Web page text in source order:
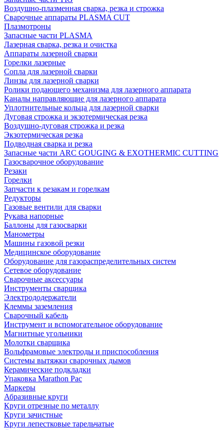
Воздушно-плазменная сварка, резка и строжка
Сварочные аппараты PLASMA CUT
Плазмотроны
Запасные части PLASMA
Лазерная сварка, резка и очистка
Аппараты лазерной сварки
Горелки лазерные
Сопла для лазерной сварки
Линзы для лазерной сварки
Ролики подающего механизма для лазерного аппарата
Каналы направляющие для лазерного аппарата
Уплотнительные кольца для лазерной сварки
Дуговая строжка и экзотермическая резка
Воздушно-дуговая строжка и резка
Экзотермическая резка
Подводная сварка и резка
Запасные части ARC GOUGING & EXOTHERMIC CUTTING
Газосварочное оборудование
Резаки
Горелки
Запчасти к резакам и горелкам
Редукторы
Газовые вентили для сварки
Рукава напорные
Баллоны для газосварки
Манометры
Машины газовой резки
Медицинское оборудование
Оборудование для газораспределительных систем
Сетевое оборудование
Сварочные аксессуары
Инструменты сварщика
Электрододержатели
Клеммы заземления
Сварочный кабель
Инструмент и вспомогательное оборудование
Магнитные угольники
Молотки сварщика
Вольфрамовые электроды и приспособления
Системы вытяжки сварочных дымов
Керамические подкладки
Упаковка Marathon Pac
Маркеры
Абразивные круги
Круги отрезные по металлу
Круги зачистные
Круги лепестковые тарельчатые